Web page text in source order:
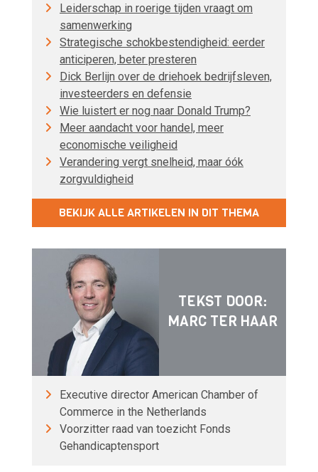
Leiderschap in roerige tijden vraagt om
samenwerking
Strategische schokbestendigheid: eerder
anticiperen, beter presteren
Dick Berlijn over de driehoek bedrijfsleven,
investeerders en defensie
Wie luistert er nog naar Donald Trump?
Meer aandacht voor handel, meer
economische veiligheid
Verandering vergt snelheid, maar óók
zorgvuldigheid
BEKIJK ALLE ARTIKELEN IN DIT THEMA
TEKST DOOR:
MARC TER HAAR
Executive director American Chamber of
Commerce in the Netherlands
Voorzitter raad van toezicht Fonds
Gehandicaptensport